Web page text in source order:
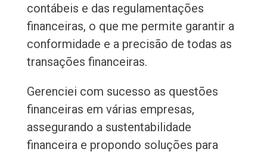
contábeis e das regulamentações
financeiras, o que me permite garantir a
conformidade e a precisão de todas as
transações financeiras.
Gerenciei com sucesso as questões
financeiras em várias empresas,
assegurando a sustentabilidade
financeira e propondo soluções para